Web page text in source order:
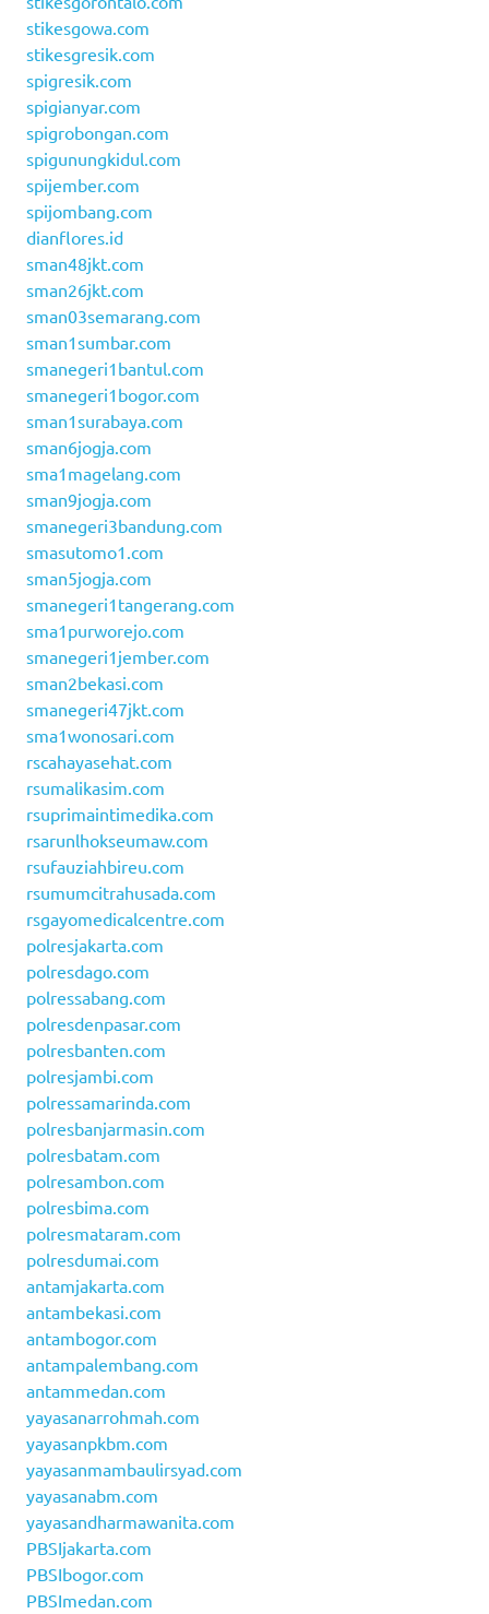
stikesgowa.com
stikesgresik.com
spigresik.com
spigianyar.com
spigrobongan.com
spigunungkidul.com
spijember.com
spijombang.com
dianflores.id
sman48jkt.com
sman26jkt.com
sman03semarang.com
sman1sumbar.com
smanegeri1bantul.com
smanegeri1bogor.com
sman1surabaya.com
sman6jogja.com
sma1magelang.com
sman9jogja.com
smanegeri3bandung.com
smasutomo1.com
sman5jogja.com
smanegeri1tangerang.com
sma1purworejo.com
smanegeri1jember.com
sman2bekasi.com
smanegeri47jkt.com
sma1wonosari.com
rscahayasehat.com
rsumalikasim.com
rsuprimaintimedika.com
rsarunlhokseumaw.com
rsufauziahbireu.com
rsumumcitrahusada.com
rsgayomedicalcentre.com
polresjakarta.com
polresdago.com
polressabang.com
polresdenpasar.com
polresbanten.com
polresjambi.com
polressamarinda.com
polresbanjarmasin.com
polresbatam.com
polresambon.com
polresbima.com
polresmataram.com
polresdumai.com
antamjakarta.com
antambekasi.com
antambogor.com
antampalembang.com
antammedan.com
yayasanarrohmah.com
yayasanpkbm.com
yayasanmambaulirsyad.com
yayasanabm.com
yayasandharmawanita.com
PBSIjakarta.com
PBSIbogor.com
PBSImedan.com